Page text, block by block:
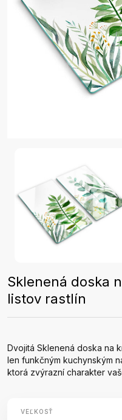
Sklenená doska
listov rastlín
Dvojitá Sklenená doska na
len funkčným kuchynským
ktorá zvýrazní charakter
VEĽKOSŤ